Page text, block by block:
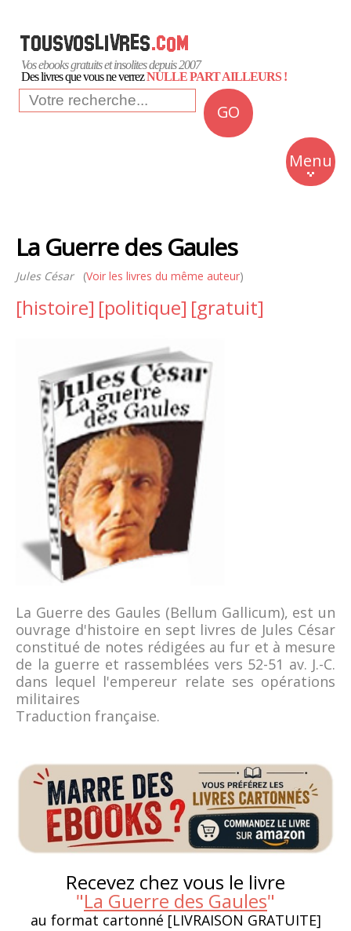
Vos ebooks gratuits et insolites depuis 2007
Des livres que vous ne verrezNULLE PART AILLEURS !
GO
Menu
Insolite
Business
La Guerre des Gaules
Jules César(Voir les livres du même auteur)
[histoire] [politique] [gratuit]
La Guerre des Gaules (Bellum Gallicum), est un
ouvrage d'histoire en sept livres de Jules César
constitué de notes rédigées au fur et à mesure
de la guerre et rassemblées vers 52-51 av. J.-C.
dans lequel l'empereur relate ses opérations
militaires
Traduction française.
Recevez chez vous le livre
"La Guerre des Gaules"
au format cartonné [LIVRAISON GRATUITE]